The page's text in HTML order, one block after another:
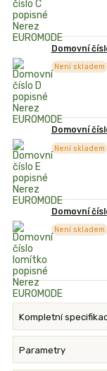
Domovní
Není skladem
Domovní
Není skladem
Domovní
Není skladem
Kompletní
Parametry